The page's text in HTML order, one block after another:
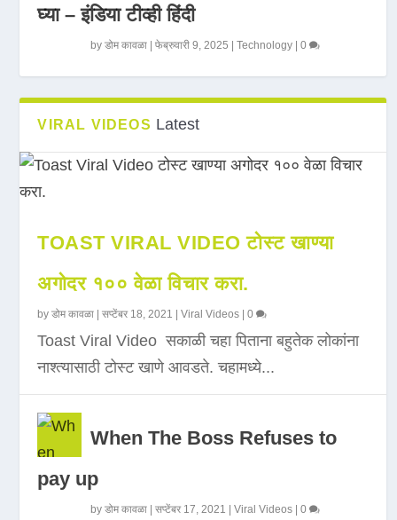
घ्या – इंडिया टीव्ही हिंदी
byडोम कावळा |फेब्रुवारी 9, 2025 |Technology |0
VIRAL VIDEOS Latest
TOAST VIRAL VIDEO टोस्ट खाण्या
अगोदर १०० वेळा विचार करा.
byडोम कावळा |सप्टेंबर 18, 2021 |Viral Videos |0
Toast Viral Video सकाळी चहा पिताना बहुतेक लोकांना
नाश्त्यासाठी टोस्ट खाणे आवडते. चहामध्ये...
When The Boss Refuses to
pay up
byडोम कावळा |सप्टेंबर 17, 2021 |Viral Videos |0